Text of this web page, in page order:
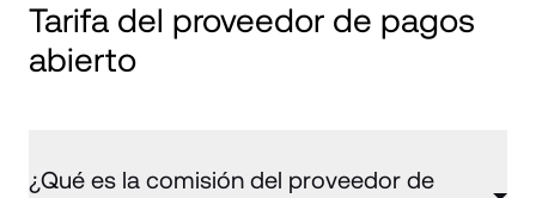
Tarifa del proveedor de pagos
abierto
¿Qué es la comisión del proveedor de